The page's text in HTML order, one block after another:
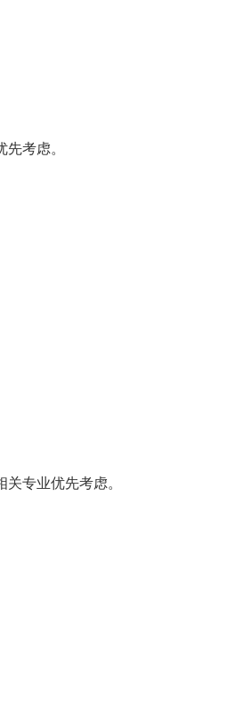
考虑。
专业优先考虑。